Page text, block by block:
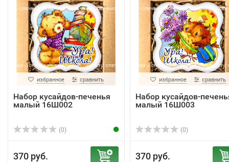
избранное сравнить
Набор кусайдов-печенья
малый 16Ш002
(0)
370 руб.
избранное сравнить
Набор кусайдов-
малый 16Ш003
(0)
370 руб.